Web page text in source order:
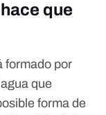
que
formado por
que
forma de